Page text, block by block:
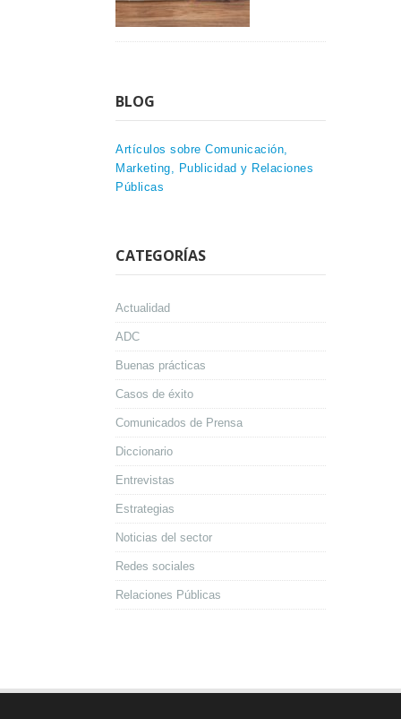
BLOG
Artículos sobre Comunicación,
Marketing, Publicidad y Relaciones
Públicas
CATEGORÍAS
Actualidad
ADC
Buenas prácticas
Casos de éxito
Comunicados de Prensa
Diccionario
Entrevistas
Estrategias
Noticias del sector
Redes sociales
Relaciones Públicas